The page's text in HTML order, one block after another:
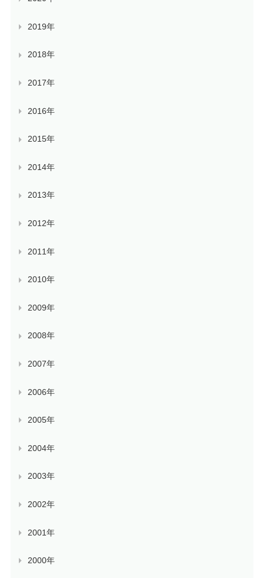
2019年
2018年
2017年
2016年
2015年
2014年
2013年
2012年
2011年
2010年
2009年
2008年
2007年
2006年
2005年
2004年
2003年
2002年
2001年
2000年